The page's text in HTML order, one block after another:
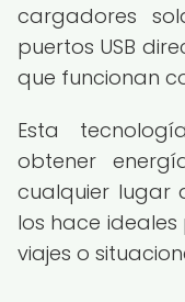
cargadores
puertos USB
que funcionan
Esta
obtener
cualquier lugar
los hace
viajes o